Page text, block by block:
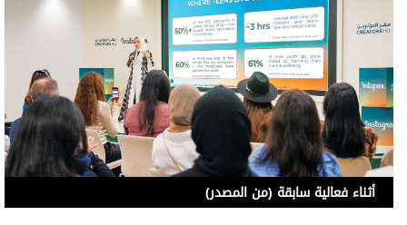
أثناء فعالية سابقة (من المصدر)